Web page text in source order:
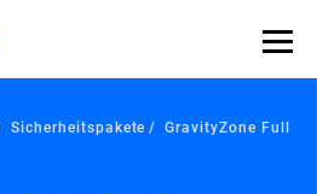
Live-Webinar,
Sicherheitspakete
GravityZone Full